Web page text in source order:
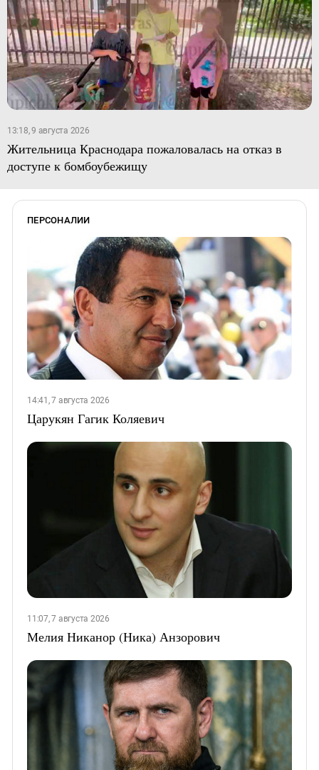
13:18, 9 августа 2026
Жительница Краснодара пожаловалась на отказ в
доступе к бомбоубежищу
ПЕРСОНАЛИИ
14:41, 7 августа 2026
Царукян Гагик Коляевич
11:07, 7 августа 2026
Мелия Никанор (Ника) Анзорович